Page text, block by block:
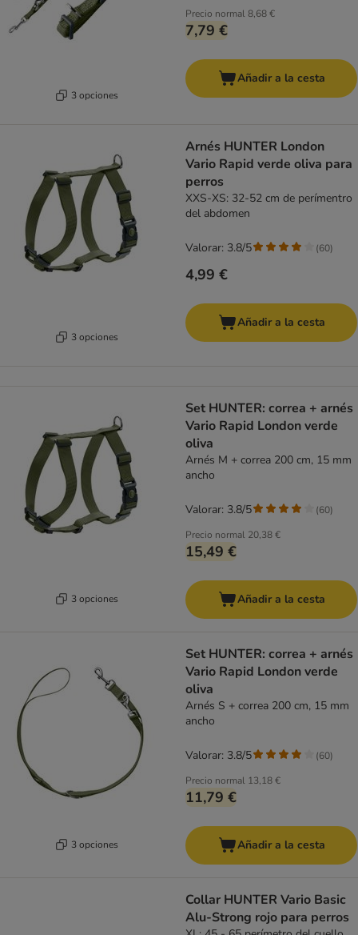
3 opciones
Precio normal8,68 €
7,79 €
Añadir a la cesta
3 opciones
Arnés HUNTER London
Vario Rapid verde oliva para
perros
XXS-XS: 32-52 cm de perímentro
del abdomen
4,99 €
Valorar: 3.8/5 (60)
Añadir a la cesta
3 opciones
Set HUNTER: correa + arnés
Vario Rapid London verde
oliva
Arnés M + correa 200 cm, 15 mm
ancho
Precio normal 20,38 €
15,49 €
Valorar: 3.8/5 (60)
Añadir a la cesta
3 opciones
Set HUNTER: correa + arnés
Vario Rapid London verde
oliva
Arnés S + correa 200 cm, 15 mm
ancho
Precio normal 13,18 €
11,79 €
Valorar: 3.8/5 (60)
Añadir a la cesta
Collar HUNTER Vario Basic
Alu-Strong rojo para perros